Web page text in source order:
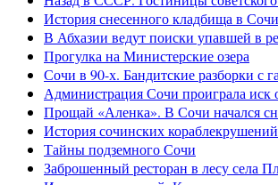
История снесенного кладбища в Сочи
В Абхазии ведут поиски упавшей в
Прогулка на Министерские озера
Сочи в 90-х. Бандитские разборки с
Администрация Сочи проиграла иск
Прощай «Аленка». В Сочи начался
История сочинских кораблекрушений
Тайны подземного Сочи
Заброшенный ресторан в лесу села